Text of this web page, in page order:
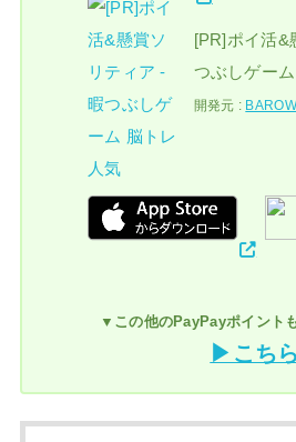
[PR]ポイ活&
つぶしゲー
開発元 :
▼この他のPayPayポイント
▶こち